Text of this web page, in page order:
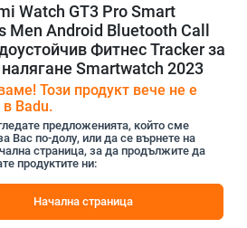
Watch GT3 Pro Smart
Men Android Bluetooth Call
Фитнес Tracker за
Smartwatch 2023
Този продукт вече не е
Badu.
предложенията, който сме
Вас по-долу, или да се върнете на
страница, за да продължите да
продуктите ни:
Начална страница